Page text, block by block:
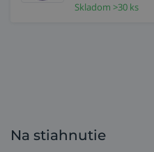
Skladom >30 ks
Na stiahnutie